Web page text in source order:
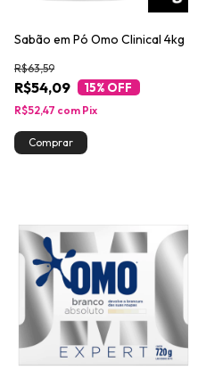
Sabão em Pó Omo Clinical 4kg
R$54,09
R$63,59
15% OFF
R$52,47 com Pix